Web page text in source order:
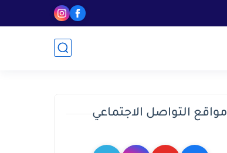
مواقع التواصل الاجتماعي